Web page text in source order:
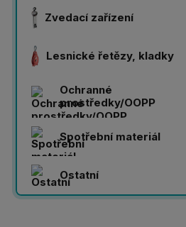
Zvedací zařízení
Lesnické řetězy, kladky
Ochranné
prostředky/OOPP
Spotřební materiál
Ostatní